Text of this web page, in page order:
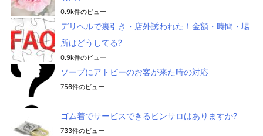
0.9k件のビュー
デリヘルで裏引き・店外誘われた！金額・時間・場
所はどうしてる?
0.9k件のビュー
ソープにアトピーのお客が来た時の対応
756件のビュー
ゴム着でサービスできるピンサロはありますか?
733件のビュー